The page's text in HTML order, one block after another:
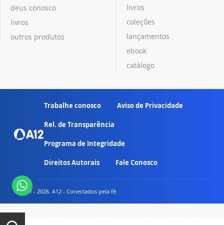
deus conosco
livros
outros produtos
livros
coleções
lançamentos
ebook
catálogo
Trabalhe conosco Aviso de Privacidade
Rel. de Transparência
Programa de Integridade
Direitos Autorais Fale Conosco
© 2007 - 2026. A12 - Conectados pela fé.